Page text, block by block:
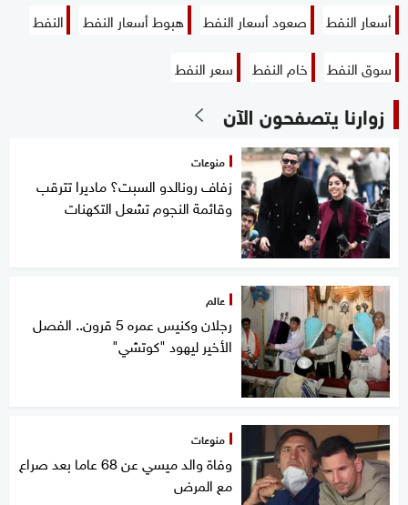
أسعار النفط صعود أسعار النفط هبوط أسعار النفط
النفط
سوق النفط
خام النفط سعر النفط
زوارنا يتصفحون الآن
منوعات
زفاف رونالدو السبت؟ ماديرا تترقب
وقائمة النجوم تشعل التكهنات
عالم
رجلان وكنيس عمره 5 قرون.. الفصل
الأخير ليهود "كوتشي"
منوعات
وفاة والد ميسي عن 68 عاما بعد صراع
مع المرض